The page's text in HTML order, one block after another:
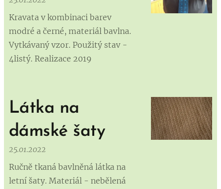
Kravata v kombinaci barev
modré a černé, materiál bavlna.
Vytkávaný vzor. Použitý stav -
4listý. Realizace 2019
Látka na
dámské šaty
25.01.2022
Ručně tkaná bavlněná látka na
letní šaty. Materiál - nebělená